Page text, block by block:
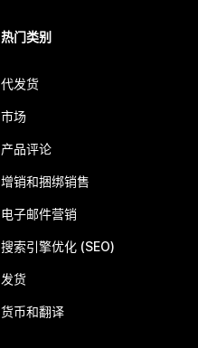
热门类别
代发货
市场
产品评论
增销和捆绑销售
电子邮件营销
搜索引擎优化 (SEO)
发货
货币和翻译